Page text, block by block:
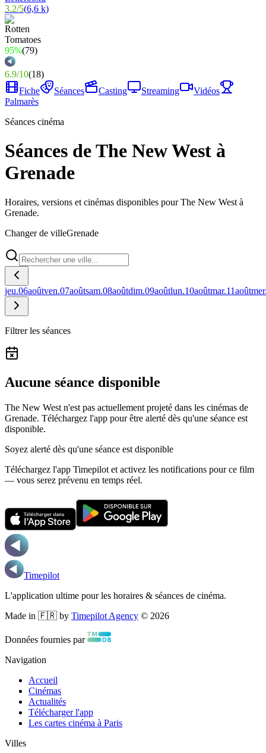
3.2/5(6,6 k)
95%(79)
6.9/10(18)
Fiche
Séances Casting Streaming
Vidéos
Palmarès
Séances cinéma
Séances de The New West à
Grenade
Horaires, versions et cinémas disponibles pour The New West à
Grenade.
Changer de villeGrenade
jeu.06aoûtven.07aoûtsam.08aoûtdim.09aoûtlun.10aoûtmar.11août
Filtrer les séances
Aucune séance disponible
The New West n'est pas actuellement projeté dans les cinémas de
Grenade. Téléchargez l'app pour être alerté dès qu'une séance est
disponible.
Soyez alerté dès qu'une séance est disponible
Téléchargez l'app Timepilot et activez les notifications pour ce film
— vous serez prévenu en temps réel.
Timepilot
L'application ultime pour les horaires & séances de cinéma.
Made in 🇫🇷 by Timepilot Agency © 2026
Données fournies par
Navigation
Accueil
Cinémas
Actualités
Télécharger l'app
Les cartes cinéma à Paris
Villes